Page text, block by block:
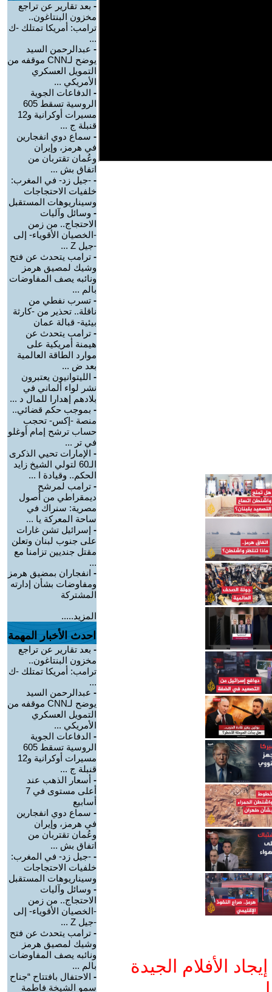
الأفلام الجيدة
- بعد تقارير عن تراجع
مخزون البنتاغون..
ترامب: أمريكا تمتلك -ك
...
- عبدالرحمن السيد
يوضح لـCNN موقفه من
التمويل العسكري
الأمريكي ...
- الدفاعات الجوية
الروسية تسقط 605
مسيرات أوكرانية و12
قنبلة ج ...
- سماع دوي انفجارين
في هرمز، وإيران
وعُمان تقتربان من
اتفاق بش ...
- -جيل زد- في المغرب:
خلفيات الاحتجاجات
وسيناريوهات المستقبل
- وسائل وآليات
الاحتجاج.. من زمن
-الخصيان الأقوياء- إلى
-جيل Z ...
- ترامب يتحدث عن فتح
وشيك لمصيق هرمز
ونائبه يصف المفاوضات
بالم ...
- تسرب نفطي من
ناقلة.. تحذير من -كارثة
بيئية- قبالة عمان
- ترامب يتحدث عن
هيمنة أمريكية على
موارد الطاقة العالمية
بعد ض ...
- الليتوانيون يعتبرون
نشر لواء ألماني في
بلادهم إهدارا للمال د ...
- بموجب حكم قضائي..
منصة -إكس- تحجب
حساب ترشح إمام أوغلو
في تر ...
- الإمارات تحيي الذكرى
الـ60 لتولي الشيخ زايد
الحكم.. وقيادة ا ...
- ترامب لمرشح
ديمقراطي من أصول
مصرية: سنراك في
ساحة المعركة يا ...
- إسرائيل تشن غارات
على جنوب لبنان وتعلن
مقتل جنديين تزامنا مع
...
- انفجاران بمضيق هرمز
ومفاوضات بشأن إدارته
المشتركة
المزيد.....
احدث الأخبار المهمة
- بعد تقارير عن تراجع
مخزون البنتاغون..
ترامب: أمريكا تمتلك -ك
...
- عبدالرحمن السيد
يوضح لـCNN موقفه من
التمويل العسكري
الأمريكي ...
- الدفاعات الجوية
الروسية تسقط 605
مسيرات أوكرانية و12
قنبلة ج ...
- أسعار الذهب عند
أعلى مستوى في 7
أسابيع
- سماع دوي انفجارين
في هرمز، وإيران
وعُمان تقتربان من
اتفاق بش ...
- -جيل زد- في المغرب:
خلفيات الاحتجاجات
وسيناريوهات المستقبل
- وسائل وآليات
الاحتجاج.. من زمن
-الخصيان الأقوياء- إلى
-جيل Z ...
- ترامب يتحدث عن فتح
وشيك لمصيق هرمز
ونائبه يصف المفاوضات
بالم ...
- الاحتفال بافتتاح “جناح
سمو الشيخة فاطمة